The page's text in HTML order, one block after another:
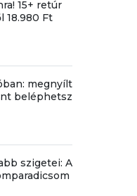
15+ retúr
18.980 Ft
megnyílt
beléphetsz
szigetei: A